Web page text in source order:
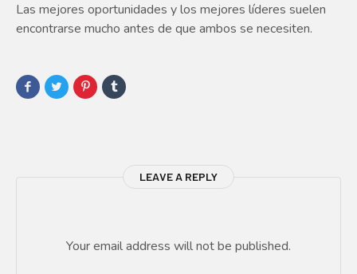
Las mejores oportunidades y los mejores líderes suelen
encontrarse mucho antes de que ambos se necesiten.
LEAVE A REPLY
Your email address will not be published.